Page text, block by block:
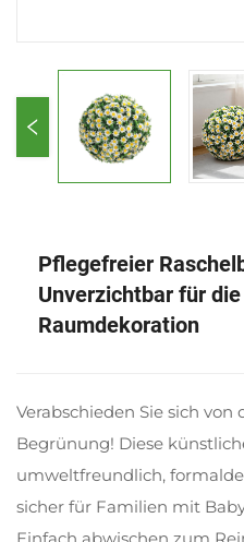
Pflegefreier
Unverzichtbar für die
Raumdekoration
Verabschieden Sie sich
Begrünung! Diese
umweltfreundlich,
sicher für Familien mit